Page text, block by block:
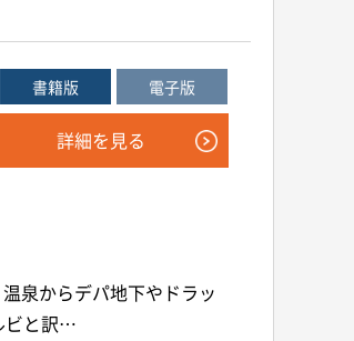
泉からデパ地下やドラッ
ビと訳…
書籍版 電子版
詳細を見る